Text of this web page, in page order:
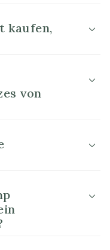
kaufen,
von